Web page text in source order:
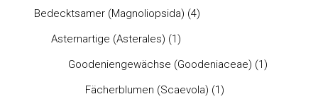
Bedecktsamer (Magnoliopsida) (4)
Asternartige (Asterales) (1)
Goodeniengewächse (Goodeniaceae) (1)
Fächerblumen (Scaevola) (1)